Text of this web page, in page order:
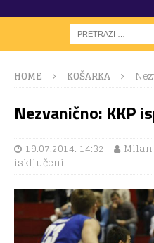
HOME KOŠARKA
Nezvanično: KKP
19.07.2014. 14:32 Milan
isključeni